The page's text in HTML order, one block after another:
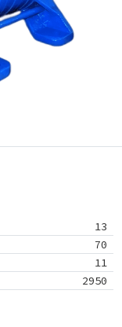
13
70
11
2950